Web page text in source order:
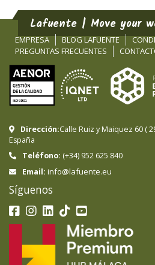
Lafuente | Move your
EMPRESA BLOG LAFUENTE
PREGUNTAS FRECUENTES
Dirección:Calle Ruiz y Maiquez 60 (
España
Teléfono: (+34) 952 625 840
Email: info@lafuente.eu
Síguenos